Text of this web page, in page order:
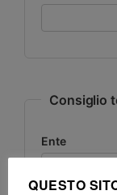
Consiglio
Ente
QUESTO